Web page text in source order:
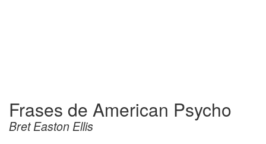
Frases de American Psycho
Bret Easton Ellis